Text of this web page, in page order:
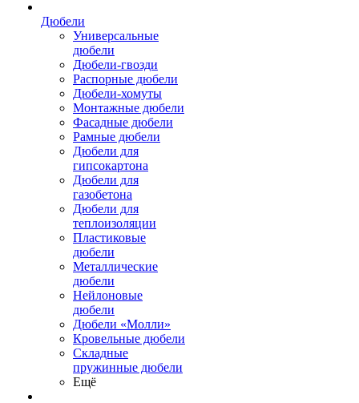
Дюбели
Универсальные
дюбели
Дюбели-гвозди
Распорные дюбели
Дюбели-хомуты
Монтажные дюбели
Фасадные дюбели
Рамные дюбели
Дюбели для
гипсокартона
Дюбели для
газобетона
Дюбели для
теплоизоляции
Пластиковые
дюбели
Металлические
дюбели
Нейлоновые
дюбели
Дюбели «Молли»
Кровельные дюбели
Складные
пружинные дюбели
Ещё